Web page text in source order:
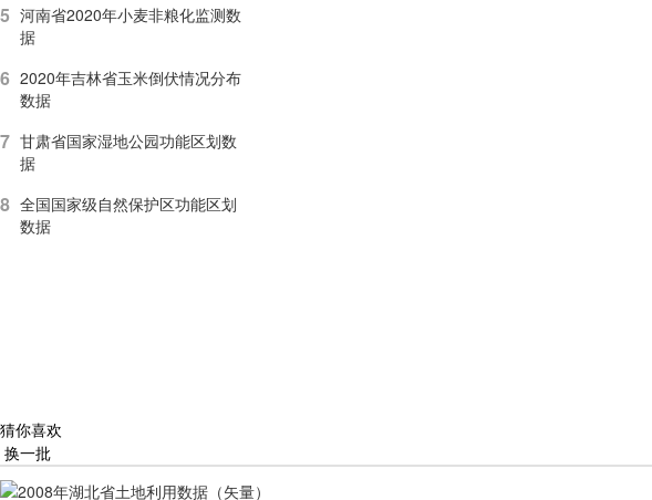
5 河南省2020年小麦非粮化监测数
据
6 2020年吉林省玉米倒伏情况分布
数据
7 甘肃省国家湿地公园功能区划数
据
8 全国国家级自然保护区功能区划
数据
猜你喜欢
换一批